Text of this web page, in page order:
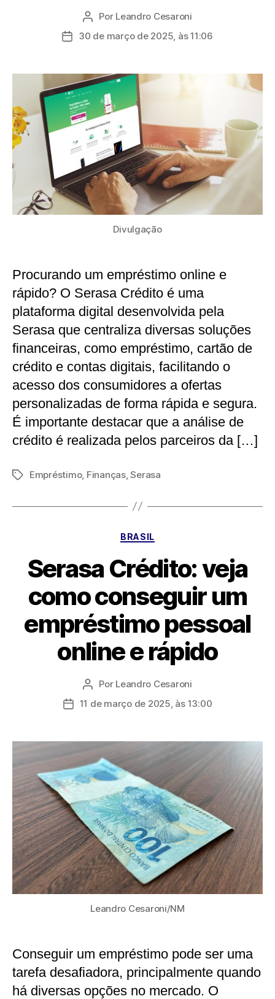
Autor
do
Por Leandro Cesaroni
Data30 de março de 2025, às 11:06
Divulgação
Procurando um empréstimo online e
rápido? O Serasa Crédito é uma
plataforma digital desenvolvida pela
Serasa que centraliza diversas soluções
financeiras, como empréstimo, cartão de
crédito e contas digitais, facilitando o
acesso dos consumidores a ofertas
personalizadas de forma rápida e segura.
É importante destacar que a análise de
crédito é realizada pelos parceiros da […]
TagsEmpréstimo, Finanças,Serasa
Categorias
BRASIL
Serasa Crédito: veja
como conseguir um
empréstimo pessoal
online e rápido
Autor
do
Por Leandro Cesaroni
Data11 de março de 2025, às 13:00
Leandro Cesaroni/NM
Conseguir um empréstimo pode ser uma
tarefa desafiadora, principalmente quando
há diversas opções no mercado. O